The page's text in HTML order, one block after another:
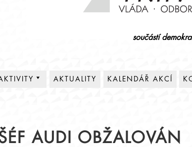
součástí
PRACOVNÍ TÝMY
AKTUALITY KALENDÁŘ AKCÍ
AUDI OBŽALOVÁN